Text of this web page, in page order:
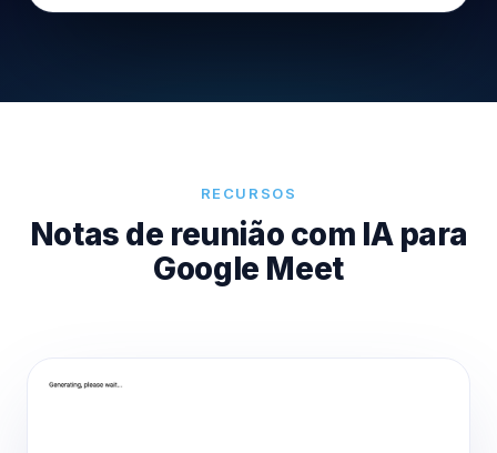
RECURSOS
Notas de reunião com IA para
Google Meet